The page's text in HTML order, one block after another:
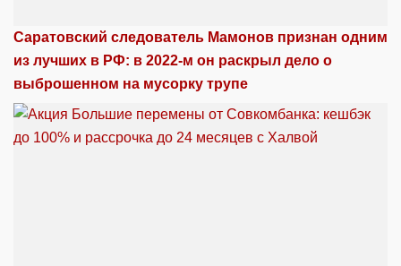
Саратовский следователь Мамонов признан одним
из лучших в РФ: в 2022-м он раскрыл дело о
выброшенном на мусорку трупе